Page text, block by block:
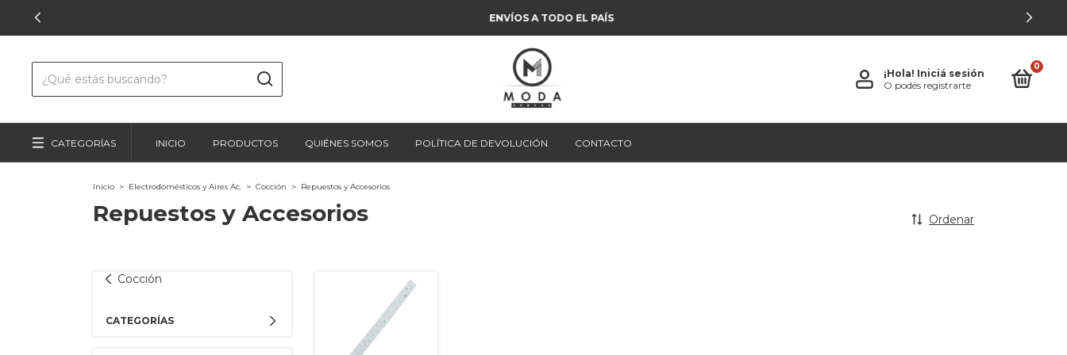
ENVÍOS A TODO EL PAÍS
¡Hola! Iniciá sesión
O podés registrarte
0
CATEGORÍAS INICIO PRODUCTOS QUIÉNES SOMOS POLÍTICA DE DEVOLUCIÓN CONTACTO
Inicio > Electrodomésticos y Aires Ac. > Cocción > Repuestos y Accesorios
Repuestos y Accesorios Ordenar
Cocción
CATEGORÍAS